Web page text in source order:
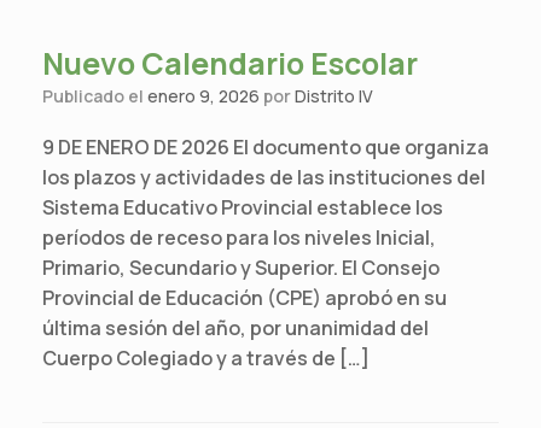
Nuevo Calendario Escolar
Publicado el enero 9, 2026 porDistrito IV
9 DE ENERO DE 2026 El documento que organiza
los plazos y actividades de las instituciones del
Sistema Educativo Provincial establece los
períodos de receso para los niveles Inicial,
Primario, Secundario y Superior. El Consejo
Provincial de Educación (CPE) aprobó en su
última sesión del año, por unanimidad del
Cuerpo Colegiado y a través de […]